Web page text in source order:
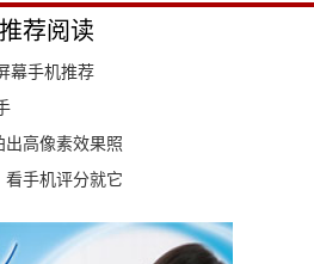
推荐阅读
幕手机推荐
出高像素效果照
手机评分就它
PRO